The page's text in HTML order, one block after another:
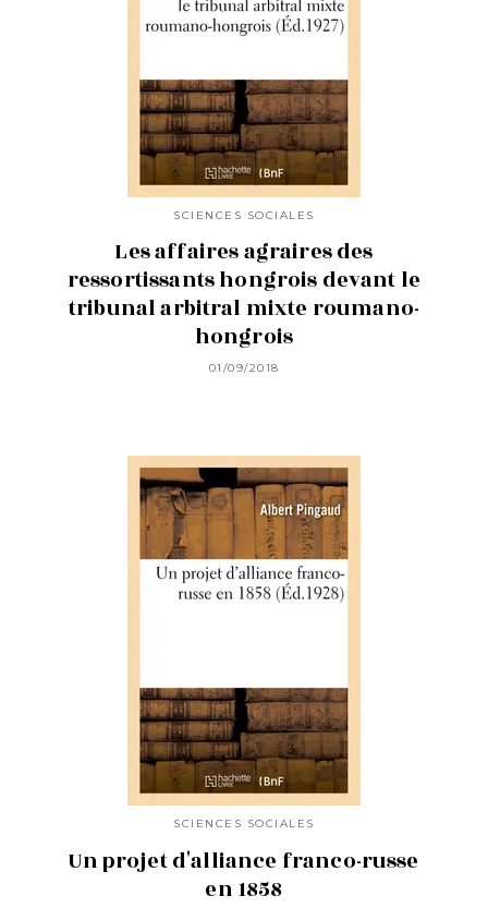
SCIENCES SOCIALES
Les affaires agraires des
ressortissants hongrois devant le
tribunal arbitral mixte roumano-
hongrois
01/09/2018
SCIENCES SOCIALES
Un projet d'alliance franco-russe
en 1858